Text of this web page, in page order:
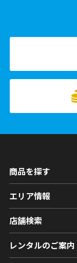
商品を探す
エリア情報
店舗検索
レンタルのご案内